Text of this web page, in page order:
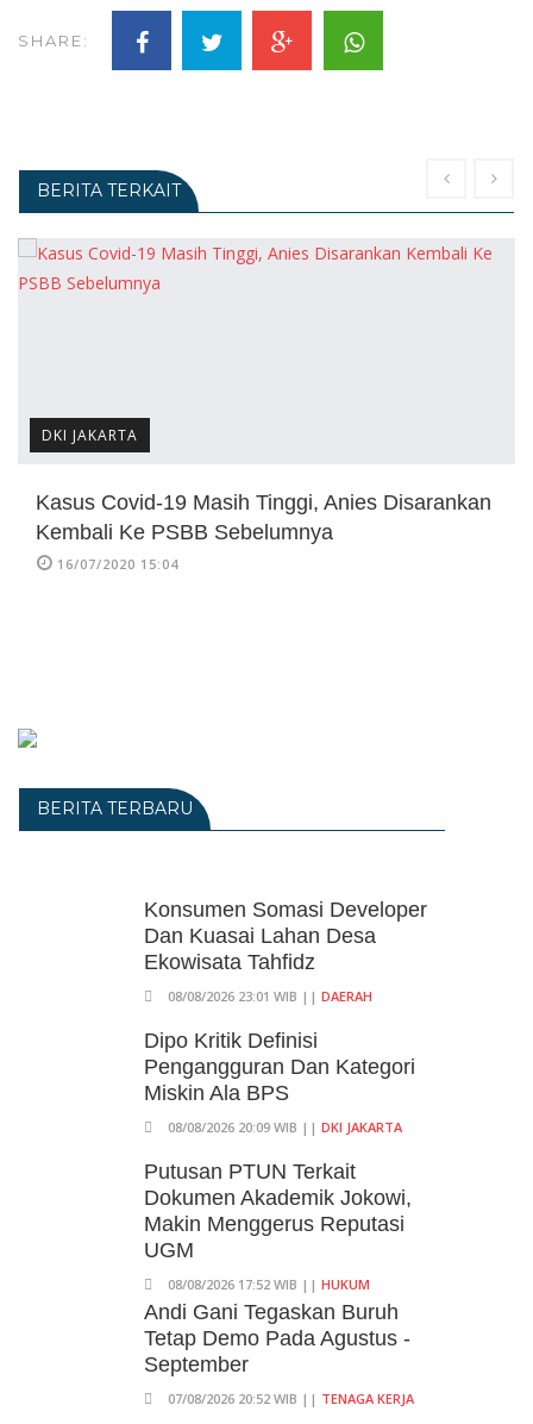
SHARE:
BERITA TERKAIT
DKI JAKARTA
Kasus Covid-19 Masih Tinggi, Anies Disarankan
Kembali Ke PSBB Sebelumnya
16/07/2020 15:04
BERITA TERBARU
Konsumen Somasi Developer
Dan Kuasai Lahan Desa
Ekowisata Tahfidz
08/08/2026 23:01 WIB || DAERAH
Dipo Kritik Definisi
Pengangguran Dan Kategori
Miskin Ala BPS
08/08/2026 20:09 WIB || DKI JAKARTA
Putusan PTUN Terkait
Dokumen Akademik Jokowi,
Makin Menggerus Reputasi
UGM
08/08/2026 17:52 WIB || HUKUM
Andi Gani Tegaskan Buruh
Tetap Demo Pada Agustus -
September
07/08/2026 20:52 WIB || TENAGA KERJA